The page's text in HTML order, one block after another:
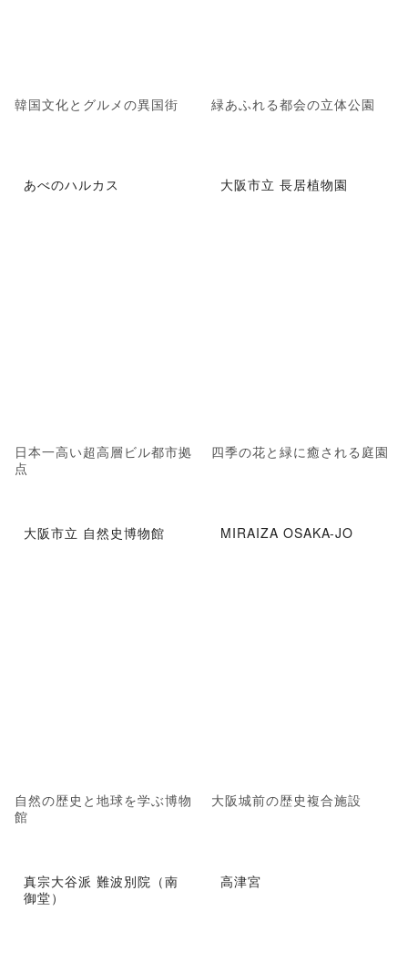
韓国文化とグルメの異国街 緑あふれる都会の立体公園
あべのハルカス
日本一高い超高層ビル都市拠
点
大阪市立 長居植物園
四季の花と緑に癒される庭園
大阪市立 自然史博物館
自然の歴史と地球を学ぶ博物
館
MIRAIZA OSAKA-JO
大阪城前の歴史複合施設
真宗大谷派 難波別院（南
御堂）
高津宮